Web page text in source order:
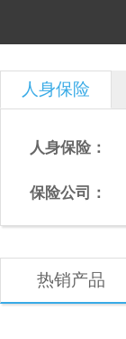
人身保险
人身保险：
保险公司：
热销产品